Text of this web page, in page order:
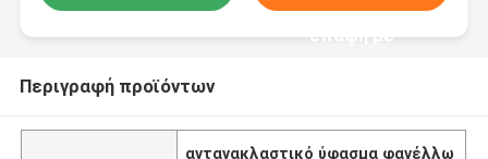
επαφή με
Περιγραφή προϊόντων
αντανακλαστικό ύφασμα φανέλλω